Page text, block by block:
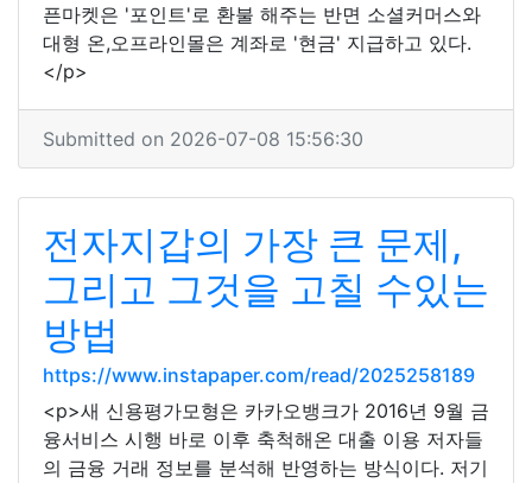
픈마켓은 '포인트'로 환불 해주는 반면 소셜커머스와
대형 온,오프라인몰은 계좌로 '현금' 지급하고 있다.
</p>
Submitted on 2026-07-08 15:56:30
전자지갑의 가장 큰 문제,
그리고 그것을 고칠 수있는
방법
https://www.instapaper.com/read/2025258189
<p>새 신용평가모형은 카카오뱅크가 2016년 9월 금
융서비스 시행 바로 이후 축척해온 대출 이용 저자들
의 금융 거래 정보를 분석해 반영하는 방식이다. 저기